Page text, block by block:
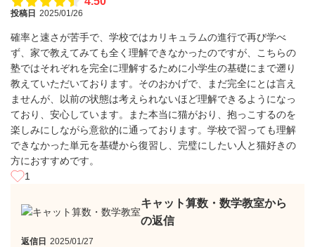
投稿日 2025/01/26
確率と速さが苦手で、学校ではカリキュラムの進行で再び学べ
ず、家で教えてみても全く理解できなかったのですが、こちらの
塾ではそれぞれを完全に理解するために小学生の基礎にまで遡り
教えていただいております。そのおかげで、まだ完全にとは言え
ませんが、以前の状態は考えられないほど理解できるようになっ
ており、安心しています。また本当に猫がおり、抱っこするのを
楽しみにしながら意欲的に通っております。学校で習っても理解
できなかった単元を基礎から復習し、完璧にしたい人と猫好きの
方におすすめです。
1
キャット算数・数学教室から
の返信
返信日 2025/01/27